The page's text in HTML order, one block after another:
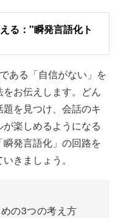
したトレーニング法も
、さまざまな方向から
実践を通してぐんと成
す◎
06:49
ーを作る 09:36
12:19
る："瞬発言語化ト
ある「自信がない」を
お伝えします。どん
を見つけ、会話のキ
が楽しめるようになる
発言語化」の回路を
きましょう。
の3つの考え方